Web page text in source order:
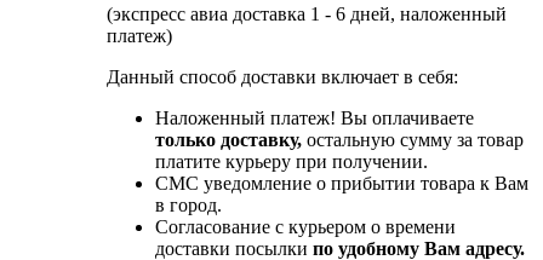
(экспресс авиа доставка 1 - 6 дней, наложенный
платеж)
Данный способ доставки включает в себя:
Наложенный платеж! Вы оплачиваете
только доставку, остальную сумму за товар
платите курьеру при получении.
СМС уведомление о прибытии товара к Вам
в город.
Согласование с курьером о времени
доставки посылки по удобному Вам адресу.